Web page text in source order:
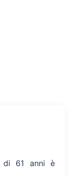
di 61 anni è